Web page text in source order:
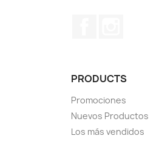
PRODUCTS
Promociones
Nuevos Productos
Los más vendidos